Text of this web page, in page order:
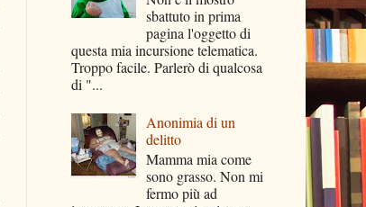
sbattuto in prima
pagina l'oggetto di
questa mia incursione telematica.
Troppo facile. Parlerò di qualcosa
di "...
Anonimia di un
delitto
Mamma mia come
sono grasso. Non mi
fermo più ad